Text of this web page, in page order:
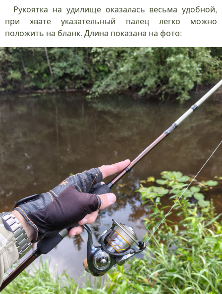
Рукоятка на удилище оказалась весьма удобной,
при хвате указательный палец легко можно
положить на бланк. Длина показана на фото: